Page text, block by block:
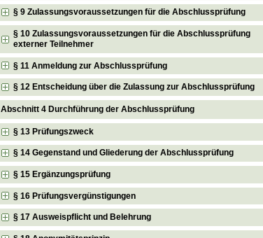
§ 9 Zulassungsvoraussetzungen für die Abschlussprüfung
§ 10 Zulassungsvoraussetzungen für die Abschlussprüfung
externer Teilnehmer
§ 11 Anmeldung zur Abschlussprüfung
§ 12 Entscheidung über die Zulassung zur Abschlussprüfung
Abschnitt 4 Durchführung der Abschlussprüfung
§ 13 Prüfungszweck
§ 14 Gegenstand und Gliederung der Abschlussprüfung
§ 15 Ergänzungsprüfung
§ 16 Prüfungsvergünstigungen
§ 17 Ausweispflicht und Belehrung